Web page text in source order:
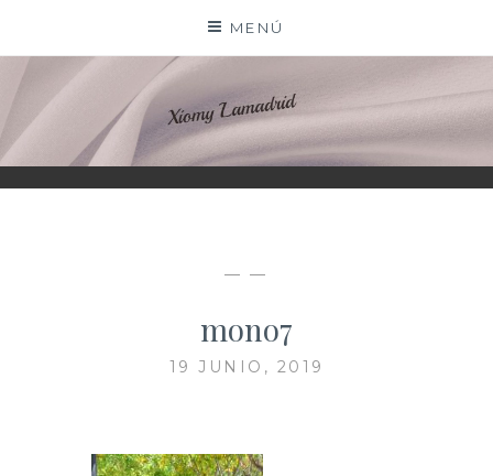
contenido
MENÚ
XIOMY LAMADRID
— —
mono7
19 JUNIO, 2019